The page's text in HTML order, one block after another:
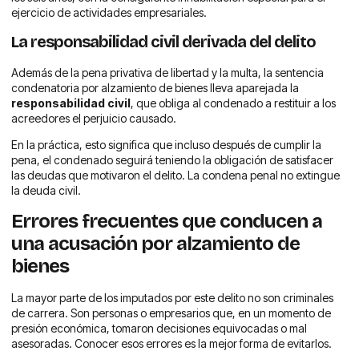
ejercicio de actividades empresariales.
La responsabilidad civil derivada del delito
Además de la pena privativa de libertad y la multa, la sentencia
condenatoria por alzamiento de bienes lleva aparejada la
responsabilidad civil, que obliga al condenado a restituir a los
acreedores el perjuicio causado.
En la práctica, esto significa que incluso después de cumplir la
pena, el condenado seguirá teniendo la obligación de satisfacer
las deudas que motivaron el delito. La condena penal no extingue
la deuda civil.
Errores frecuentes que conducen a
una acusación por alzamiento de
bienes
La mayor parte de los imputados por este delito no son criminales
de carrera. Son personas o empresarios que, en un momento de
presión económica, tomaron decisiones equivocadas o mal
asesoradas. Conocer esos errores es la mejor forma de evitarlos.